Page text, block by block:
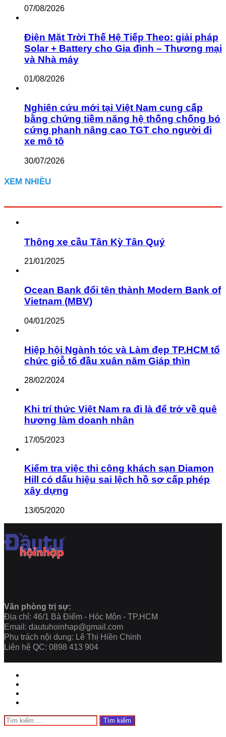
07/08/2026
Điện Mặt Trời Thế Hệ Tiếp Theo: giải pháp
Solar + Battery cho Gia đình – Thương mại
và Nhà máy
01/08/2026
Nghiên cứu mới tại Việt Nam cung cấp
bằng chứng tiềm năng hệ thống chống bó
cứng phanh nâng cao TGT cho người đi
xe mô tô
30/07/2026
XEM NHIỀU
Thông xe cầu Tân Kỳ Tân Quý
21/01/2025
Ocean Bank đổi tên thành Modern Bank of
Vietnam (MBV)
04/01/2025
Hiệp hội Ngành tóc và Làm đẹp TP.HCM tổ
chức giỗ tổ đầu xuân năm Giáp thìn
28/02/2024
Khi trí thức Việt Nam ra đi là để trở về quê
hương làm doanh nhân
17/05/2023
Kiểm tra việc thi công khách sạn Diamon
Hill có dấu hiệu sai lệch hồ sơ cấp phép
xây dựng
13/05/2020
Văn phòng trị sự:
Địa chỉ: 46/1 Bà Điểm - Hóc Môn - TP.HCM
Email: dautuhoinhap@gmail.com
Phụ trách nội dung: Lê Thị Hiền Chinh
Liên hệ QC: 0898 413 904
Close
Tìm
kiếm